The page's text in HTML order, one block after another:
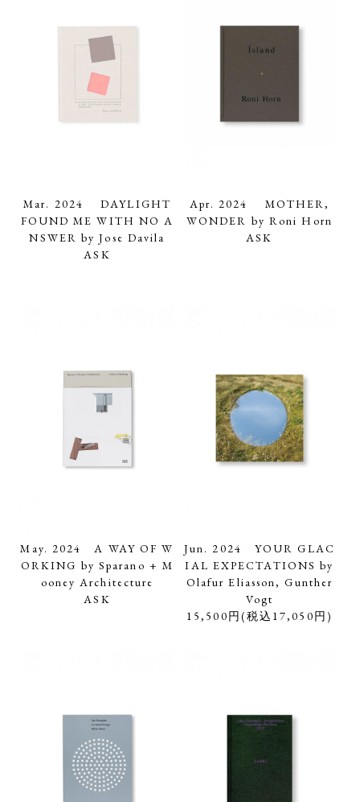
Mar. 2024 DAYLIGHT
FOUND ME WITH NO A
NSWER by Jose Davila
ASK
Apr. 2024 MOTHER,
WONDER by Roni Horn
ASK
May. 2024 A WAY OF W
ORKING by Sparano + M
ooney Architecture
ASK
Jun. 2024 YOUR GLAC
IAL EXPECTATIONS by
Olafur Eliasson, Gunther
Vogt
15,500円(税込17,050円)